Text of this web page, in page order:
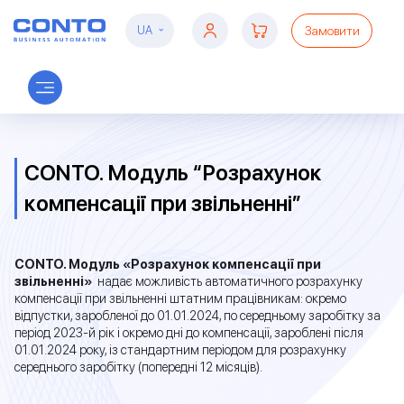
UA Замовити
CONTO. Модуль “Розрахунок
компенсації при звільненні”
CONTO. Модуль «Розрахунок компенсації при
звільненні» надає можливість автоматичного розрахунку
компенсації при звільненні штатним працівникам: окремо
відпустки, заробленої до 01.01.2024, по середньому заробітку за
період 2023-й рік і окремо дні до компенсації, зароблені після
01.01.2024 року, із стандартним періодом для розрахунку
середнього заробітку (попередні 12 місяців).